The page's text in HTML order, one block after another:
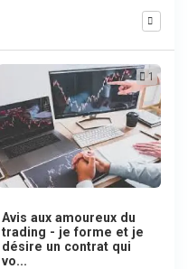
1
Avis aux amoureux du
trading - je forme et je
désire un contrat qui
vo...